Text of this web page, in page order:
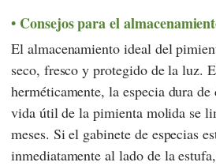
Consejos para el
El almacenamiento ideal del
seco, fresco y protegido de la luz.
herméticamente, la especia dura
vida útil de la pimienta molida se
meses. Si el gabinete de especias
inmediatamente al lado de la